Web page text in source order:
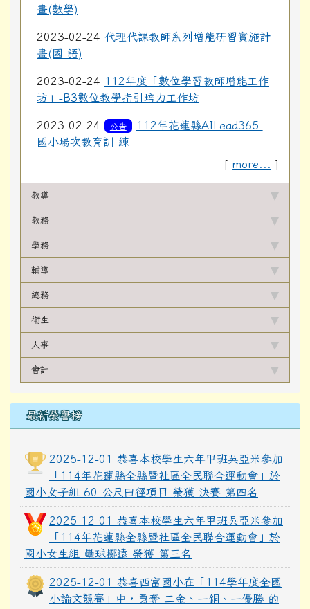
畫(數學)
2023-02-24 代理代課教師系列增能研習實施計
畫(國 語)
2023-02-24 112年度「數位學習教師增能工作
坊」-B3數位教學指引培力工作坊
2023-02-24 公告
112年花蓮縣AILead365-
國小場次教育訓 練
[ more... ]
教導
教務
學務
輔導
總務
衛生
人事
會計
最新榮譽榜
2025-12-01 恭喜本校學生六年甲班吳亞米參加
「114年花蓮縣全縣暨社區全民聯合運動會」於
國小女子組 60 公尺田徑項目 榮獲 決賽 第四名
2025-12-01 恭喜本校學生六年甲班吳亞米參加
「114年花蓮縣全縣暨社區全民聯合運動會」於
國小女生組 壘球擲遠 榮獲 第三名
2025-12-01 恭喜西富國小在「114學年度全國
小論文競賽」中，勇奪 二金、一銅、一優勝 的